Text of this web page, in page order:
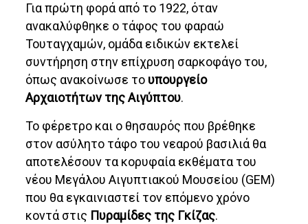
Για πρώτη φορά από το 1922, όταν
ανακαλύφθηκε ο τάφος του φαραώ
Τουταγχαμών, ομάδα ειδικών εκτελεί
συντήρηση στην επίχρυση σαρκοφάγο του,
όπως ανακοίνωσε το υπουργείο
Αρχαιοτήτων της Αιγύπτου.
Το φέρετρο και ο θησαυρός που βρέθηκε
στον ασύλητο τάφο του νεαρού βασιλιά θα
αποτελέσουν τα κορυφαία εκθέματα του
νέου Μεγάλου Αιγυπτιακού Μουσείου (GEM)
που θα εγκαινιαστεί τον επόμενο χρόνο
κοντά στις Πυραμίδες της Γκίζας.